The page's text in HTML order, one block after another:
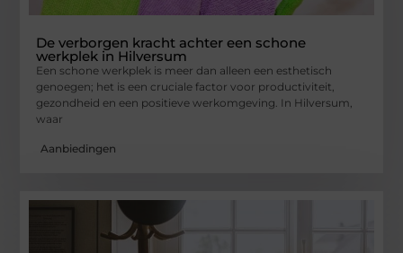
De verborgen kracht achter een schone
werkplek in Hilversum
Een schone werkplek is meer dan alleen een esthetisch
genoegen; het is een cruciale factor voor productiviteit,
gezondheid en een positieve werkomgeving. In Hilversum,
waar
Aanbiedingen